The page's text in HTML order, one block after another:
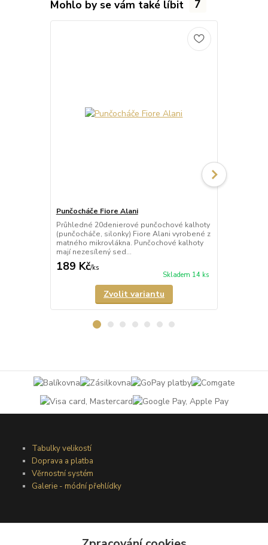
Mohlo by se vám také líbit 7
Punčocháče Fiore Alani
Průhledné 20denierové punčochové kalhoty
(punčocháče, silonky) Fiore Alani vyrobené z
matného mikrovlákna. Punčochové kalhoty
mají nezesílený sed...
189 Kč/ks
Skladem 14 ks
Zvolit variantu
Tabulky velikostí
Doprava a platba
Věrnostní systém
Galerie - módní přehlídky
Obchodní podmínky